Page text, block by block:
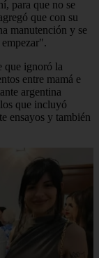
para que no se
que con su
manutención y se
que ignoró la
entre mamá e
argentina
que incluyó
ensayos y también